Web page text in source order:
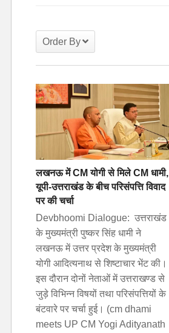
Order By
लखनऊ में CM योगी से मिले CM धामी,
यूपी-उत्तराखंड के बीच परिसंपत्ति विवाद
पर की चर्चा
Devbhoomi Dialogue: उत्तराखंड
के मुख्यमंत्री पुष्कर सिंह धामी ने
लखनऊ में उत्तर प्रदेश के मुख्यमंत्री
योगी आदित्यनाथ से शिष्टाचार भेंट की।
इस दौरान दोनों नेताओं में उत्तराखण्ड से
जुड़े विभिन्न विषयों तथा परिसंपत्तियों के
बंटवारे पर चर्चा हुई। (cm dhami
meets UP CM Yogi Adityanath